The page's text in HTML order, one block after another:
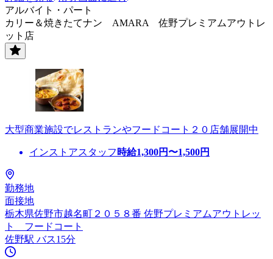
アルバイト・パート
カリー＆焼きたてナン AMARA 佐野プレミアムアウトレ
ット店
大型商業施設でレストランやフードコート２０店舗展開中
インストアスタッフ 時給1,300円〜1,500円
勤務地
面接地
栃木県佐野市越名町２０５８番 佐野プレミアムアウトレッ
ト フードコート
佐野駅 バス15分